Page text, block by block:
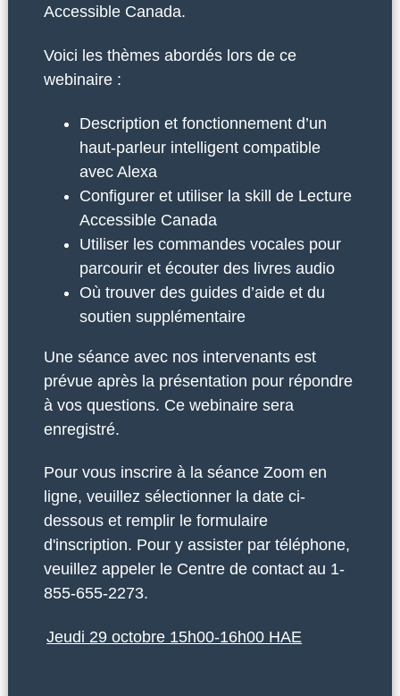
Accessible Canada.
Voici les thèmes abordés lors de ce
webinaire :
Description et fonctionnement d’un
haut-parleur intelligent compatible
avec Alexa
Configurer et utiliser la skill de Lecture
Accessible Canada
Utiliser les commandes vocales pour
parcourir et écouter des livres audio
Où trouver des guides d’aide et du
soutien supplémentaire
Une séance avec nos intervenants est
prévue après la présentation pour répondre
à vos questions. Ce webinaire sera
enregistré.
Pour vous inscrire à la séance Zoom en
ligne, veuillez sélectionner la date ci-
dessous et remplir le formulaire
d'inscription. Pour y assister par téléphone,
veuillez appeler le Centre de contact au 1-
855-655-2273.
Jeudi 29 octobre 15h00-16h00 HAE